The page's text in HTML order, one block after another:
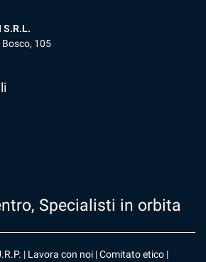
S.R.L.
105
Specialisti in orbita
. | Lavora con noi |Comitato etico |